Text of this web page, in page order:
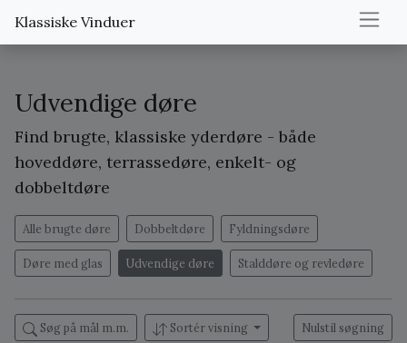
Klassiske Vinduer
Udvendige døre
Find brugte, klassiske yderdøre - både
hoveddøre, terrassedøre, enkelt- og
dobbeltdøre
Alle brugte døre Dobbeltdøre Fyldningsdøre
Døre med glas Udvendige døre Stalddøre og revledøre
Søg på mål m.m. Sortér visning Nulstil søgning